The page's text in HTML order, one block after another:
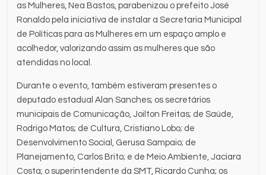
as Mulheres, Nea Bastos, parabenizou o prefeito José
Ronaldo pela iniciativa de instalar a Secretaria Municipal
de Políticas para as Mulheres em um espaço amplo e
acolhedor, valorizando assim as mulheres que são
atendidas no local.
Durante o evento, também estiveram presentes o
deputado estadual Alan Sanches; os secretários
municipais de Comunicação, Joilton Freitas; de Saúde,
Rodrigo Matos; de Cultura, Cristiano Lobo; de
Desenvolvimento Social, Gerusa Sampaio; de
Planejamento, Carlos Brito; e de Meio Ambiente, Jaciara
Costa; o superintendente da SMT, Ricardo Cunha; os